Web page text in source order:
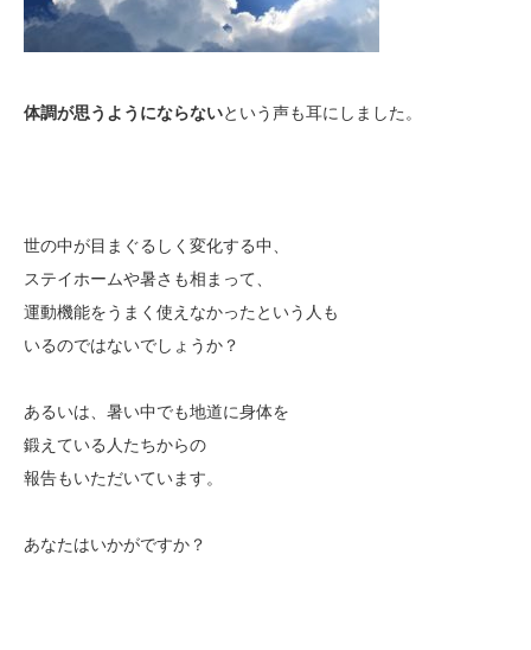
体調が思うようにならないという声も耳にしました。
世の中が目まぐるしく変化する中、
ステイホームや暑さも相まって、
運動機能をうまく使えなかったという人も
いるのではないでしょうか？
あるいは、暑い中でも地道に身体を
鍛えている人たちからの
報告もいただいています。
あなたはいかがですか？